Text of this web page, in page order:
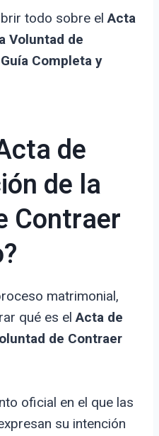
todo sobre elActa
Voluntad de
Completa y
de
de la
Contraer
matrimonial,
qué es elActa de
de Contraer
oficial en el que las
su intención